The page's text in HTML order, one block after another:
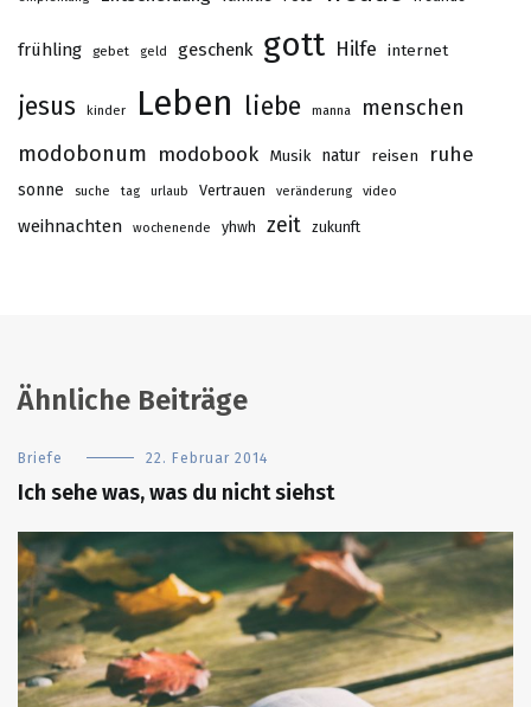
frühling gebet geld geschenk gott Hilfe internet
jesus kinder Leben liebe manna
menschen
modobonum modobook Musik natur reisen ruhe
sonne suche tag urlaub Vertrauen veränderung video
weihnachten wochenende yhwh zeit zukunft
Ähnliche Beiträge
Briefe 22. Februar 2014
Ich sehe was, was du nicht siehst